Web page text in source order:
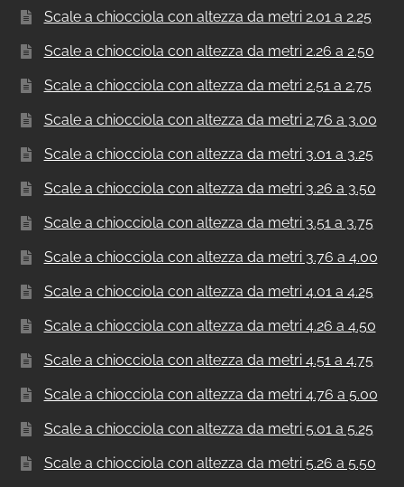
Scale a chiocciola con altezza da metri 2.01 a 2.25
Scale a chiocciola con altezza da metri 2.26 a 2.50
Scale a chiocciola con altezza da metri 2.51 a 2.75
Scale a chiocciola con altezza da metri 2.76 a 3.00
Scale a chiocciola con altezza da metri 3.01 a 3.25
Scale a chiocciola con altezza da metri 3.26 a 3.50
Scale a chiocciola con altezza da metri 3.51 a 3.75
Scale a chiocciola con altezza da metri 3.76 a 4.00
Scale a chiocciola con altezza da metri 4.01 a 4.25
Scale a chiocciola con altezza da metri 4.26 a 4.50
Scale a chiocciola con altezza da metri 4.51 a 4.75
Scale a chiocciola con altezza da metri 4.76 a 5.00
Scale a chiocciola con altezza da metri 5.01 a 5.25
Scale a chiocciola con altezza da metri 5.26 a 5.50